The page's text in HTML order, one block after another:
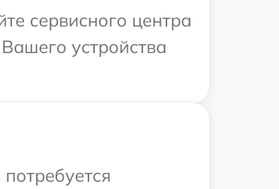
сервисного центра
устройства